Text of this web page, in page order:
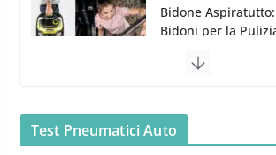
Gun per la tua
5 Maggio 2022 2
Car Care
26 Marzo 2025 2
Test Pneumatici Auto